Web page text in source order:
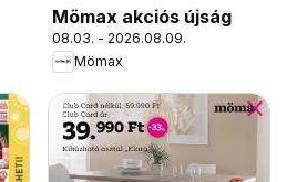
Mömax akciós újság
08.03. - 2026.08.09.
Mömax